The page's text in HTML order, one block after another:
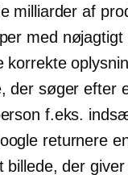
milliarder af
med nøjagtigt
korrekte
der søger efter
f.eks.
returnere
billede, der